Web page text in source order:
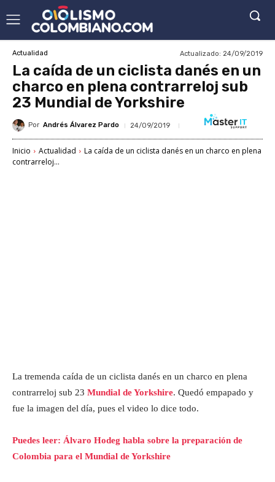
Actualidad Actualizado: 24/09/2019
La caída de un ciclista danés en un
charco en plena contrarreloj sub
23 Mundial de Yorkshire
Por Andrés Álvarez Pardo 24/09/2019
Inicio Actualidad
La caída de un ciclista danés en un charco en plena
contrarreloj...
La tremenda caída de un ciclista danés en un charco en plena
contrarreloj sub 23 Mundial de Yorkshire. Quedó empapado y
fue la imagen del día, pues el video lo dice todo.
Puedes leer: Álvaro Hodeg habla sobre la preparación de
Colombia para el Mundial de Yorkshire